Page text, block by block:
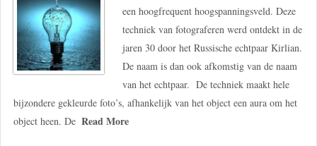
een hoogfrequent hoogspanningsveld. Deze
techniek van fotograferen werd ontdekt in de
jaren 30 door het Russische echtpaar Kirlian.
De naam is dan ook afkomstig van de naam
van het echtpaar. De techniek maakt hele
bijzondere gekleurde foto’s, afhankelijk van het object een aura om het
object heen. De Read More